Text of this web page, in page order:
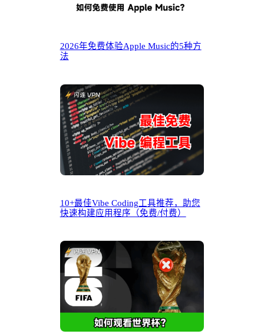
2026年免费体验Apple Music的5种方
法
10+最佳Vibe Coding工具推荐，助您
快速构建应用程序（免费/付费）